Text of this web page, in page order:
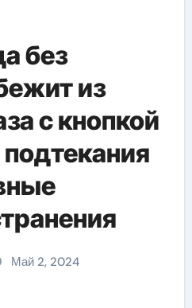
без
из
с кнопкой
Май 2, 2024